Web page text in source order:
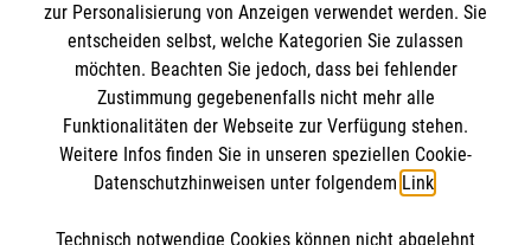
Newsletter abonnieren
zur Personalisierung von Anzeigen verwendet werden. Sie
entscheiden selbst, welche Kategorien Sie zulassen
möchten. Beachten Sie jedoch, dass bei fehlender
Zustimmung gegebenenfalls nicht mehr alle
Funktionalitäten der Webseite zur Verfügung stehen.
Weitere Infos finden Sie in unseren speziellen Cookie-
Datenschutzhinweisen unter folgendem Link.
Technisch notwendige Cookies können nicht abgelehnt